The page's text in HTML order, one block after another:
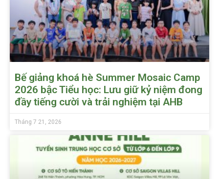
Bế giảng khoá hè Summer Mosaic Camp
2026 bậc Tiểu học: Lưu giữ kỷ niệm đong
đầy tiếng cười và trải nghiệm tại AHB
Tháng 7 21, 2026